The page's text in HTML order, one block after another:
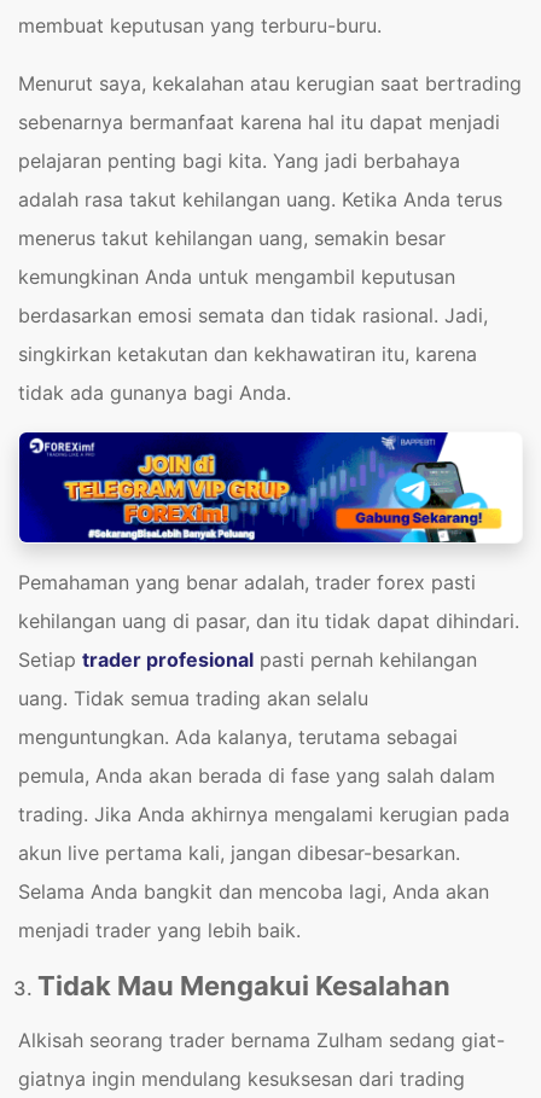
membuat keputusan yang terburu-buru.
Menurut saya, kekalahan atau kerugian saat bertrading
sebenarnya bermanfaat karena hal itu dapat menjadi
pelajaran penting bagi kita. Yang jadi berbahaya
adalah rasa takut kehilangan uang. Ketika Anda terus
menerus takut kehilangan uang, semakin besar
kemungkinan Anda untuk mengambil keputusan
berdasarkan emosi semata dan tidak rasional. Jadi,
singkirkan ketakutan dan kekhawatiran itu, karena
tidak ada gunanya bagi Anda.
Pemahaman yang benar adalah, trader forex pasti
kehilangan uang di pasar, dan itu tidak dapat dihindari.
Setiap trader profesional pasti pernah kehilangan
uang. Tidak semua trading akan selalu
menguntungkan. Ada kalanya, terutama sebagai
pemula, Anda akan berada di fase yang salah dalam
trading. Jika Anda akhirnya mengalami kerugian pada
akun live pertama kali, jangan dibesar-besarkan.
Selama Anda bangkit dan mencoba lagi, Anda akan
menjadi trader yang lebih baik.
Tidak Mau Mengakui Kesalahan
Alkisah seorang trader bernama Zulham sedang giat-
giatnya ingin mendulang kesuksesan dari trading